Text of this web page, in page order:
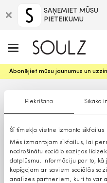
Piekrišana Sīkāka
Šī tīmekļa vietne izmanto sīkfailus
Mēs izmantojam sīkfailus, lai
nodrošinātu sociālo saziņas
datplūsmu. Informāciju par to,
kopīgojam ar saviem sociālās
analīzes partneriem, kuri to var
SAŅEMIET MŪSU
PIETEIKUMU
Abonējiet mūsu jaunumus un